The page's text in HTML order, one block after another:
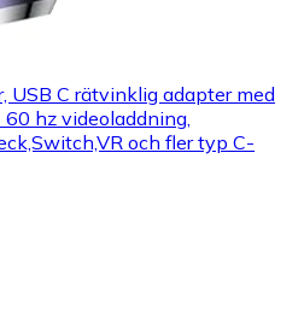
USB C rätvinklig adapter med
hz videoladdning,
och fler typ C-